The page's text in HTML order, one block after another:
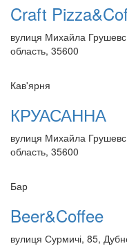
Craft
вулиця Михайла
область, 35600
Кав'ярня
КРУАСАННА
вулиця Михайла
область, 35600
Бар
Beer&Coffee
вулиця Сурмичі, 85,